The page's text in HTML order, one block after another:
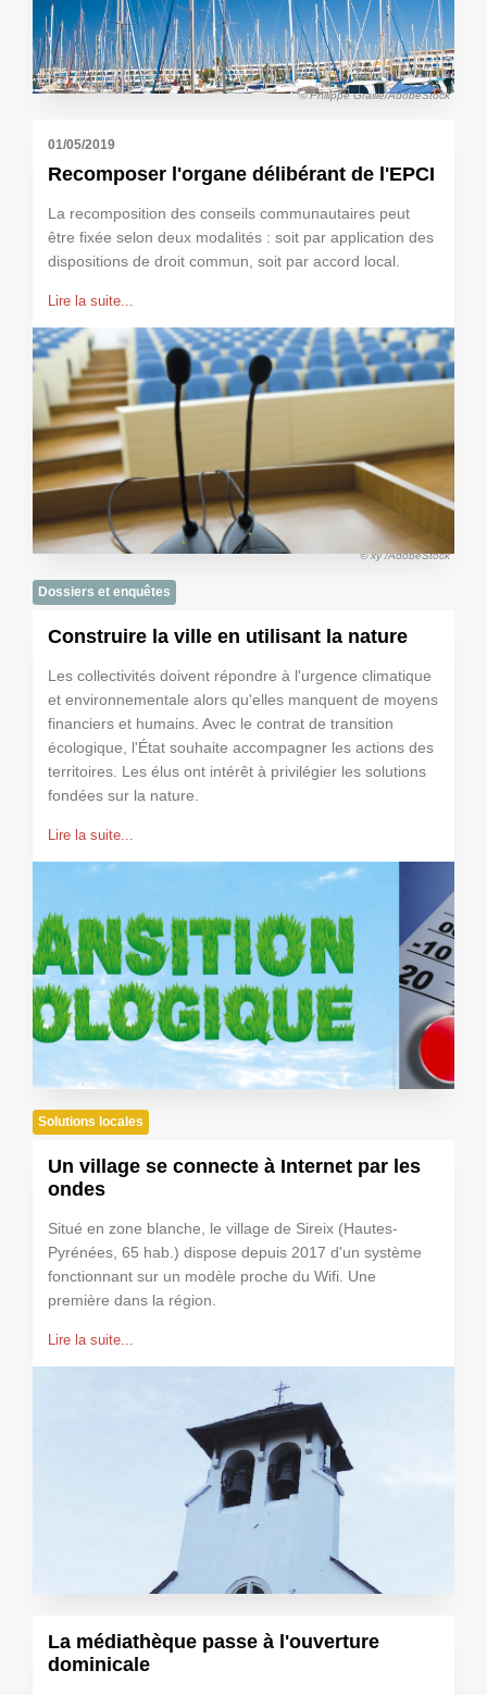
© Philippe Graille/AdobeStock
01/05/2019
Recomposer l'organe délibérant de l'EPCI
La recomposition des conseils communautaires peut
être fixée selon deux modalités : soit par application des
dispositions de droit commun, soit par accord local.
Lire la suite...
© xy /AdobeStock
Dossiers et enquêtes
Construire la ville en utilisant la nature
Les collectivités doivent répondre à l'urgence climatique
et environnementale alors qu'elles manquent de moyens
financiers et humains. Avec le contrat de transition
écologique, l'État souhaite accompagner les actions des
territoires. Les élus ont intérêt à privilégier les solutions
fondées sur la nature.
Lire la suite...
Solutions locales
Un village se connecte à Internet par les
ondes
Situé en zone blanche, le village de Sireix (Hautes-
Pyrénées, 65 hab.) dispose depuis 2017 d'un système
fonctionnant sur un modèle proche du Wifi. Une
première dans la région.
Lire la suite...
La médiathèque passe à l'ouverture
dominicale